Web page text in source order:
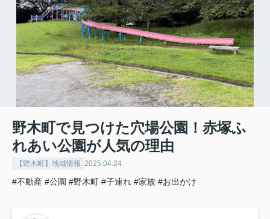
野木町で見つけた穴場公園！赤塚ふ
れあい公園が人気の理由
【野木町】地域情報 2025.04.24
#不動産 #公園 #野木町 #子連れ #家族 #お出かけ